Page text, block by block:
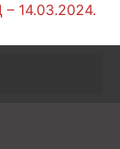
14.03.2024.